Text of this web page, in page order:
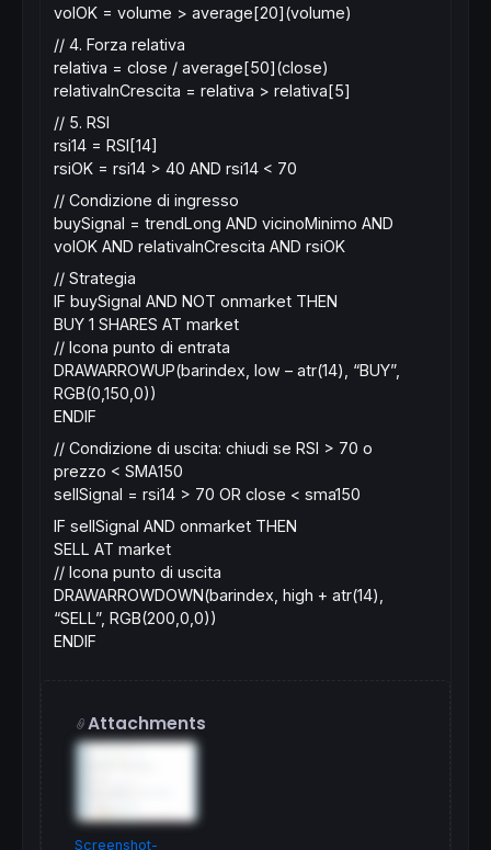
volOK = volume > average[20](volume)
// 4. Forza relativa
relativa = close / average[50](close)
relativaInCrescita = relativa > relativa[5]
// 5. RSI
rsi14 = RSI[14]
rsiOK = rsi14 > 40 AND rsi14 < 70
// Condizione di ingresso
buySignal = trendLong AND vicinoMinimo AND
volOK AND relativaInCrescita AND rsiOK
// Strategia
IF buySignal AND NOT onmarket THEN
BUY 1 SHARES AT market
// Icona punto di entrata
DRAWARROWUP(barindex, low – atr(14), “BUY”,
RGB(0,150,0))
ENDIF
// Condizione di uscita: chiudi se RSI > 70 o
prezzo < SMA150
sellSignal = rsi14 > 70 OR close < sma150
IF sellSignal AND onmarket THEN
SELL AT market
// Icona punto di uscita
DRAWARROWDOWN(barindex, high + atr(14),
“SELL”, RGB(200,0,0))
ENDIF
Attachments
Screenshot-